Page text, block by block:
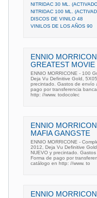
NITRIDAC 30 ML.
NITRIDAC 100 ML.
DISCOS DE VINILO 48
VINILOS DE LOS AÑOS 90
ENNIO
GREATEST MOVIE
ENNIO MORRICONE - 100
Deja Vu Definitive Gold,
precintado. Gastos de envío
pago por transferencia
http: //www. todocolec
ENNIO
MAFIA GANGSTE
ENNIO MORRICONE -
2012, Deja Vu Definitive
NUEVO y precintado.
Forma de pago por
catálogo en http: //www. to
ENNIO